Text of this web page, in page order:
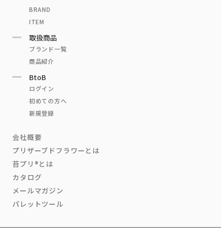
BRAND
ITEM
取扱商品
ブランド一覧
商品紹介
BtoB
ログイン
初めての方へ
新規登録
会社概要
プリザーブドフラワーとは
苔プリ®とは
カタログ
メールマガジン
パレットツール